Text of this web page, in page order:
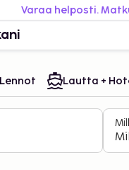
Varaa helposti.
Lennot Lautta +